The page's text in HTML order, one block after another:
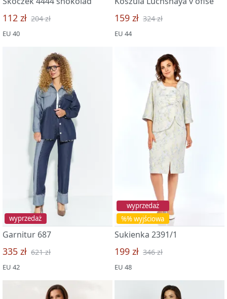
112 zł 204 zł
EU 40
159 zł 324 zł
EU 44
wyprzedaż
Garnitur 687
335 zł 621 zł
EU 42
%% wyjściowa
wyprzedaż
Sukienka 2391/1
199 zł 346 zł
EU 48